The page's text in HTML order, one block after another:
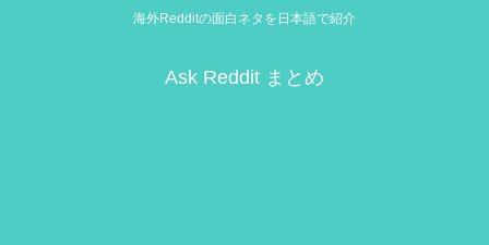
海外Redditの面白ネタを日本語で紹介
Ask Reddit まとめ